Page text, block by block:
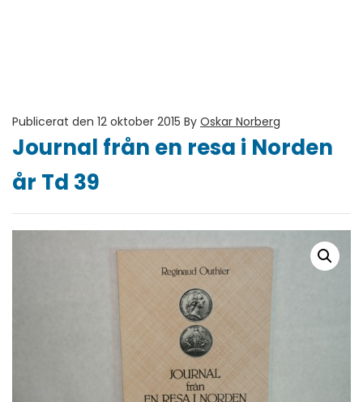
Publicerat den 12 oktober 2015 By Oskar Norberg
Journal från en resa i Norden
år Td 39